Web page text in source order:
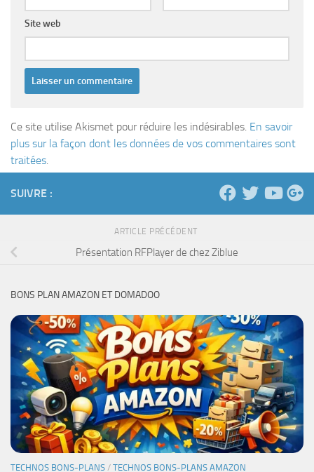
Site web
Ce site utilise Akismet pour réduire les indésirables. En savoir
plus sur la façon dont les données de vos commentaires sont
traitées.
SUIVRE :
ARTICLE PRÉCÉDENT
Présentation RFPlayer de chez Ziblue
BONS PLAN AMAZON ET DOMADOO
TECHNOS BONS-PLANS / TECHNOS BONS-PLANS AMAZON